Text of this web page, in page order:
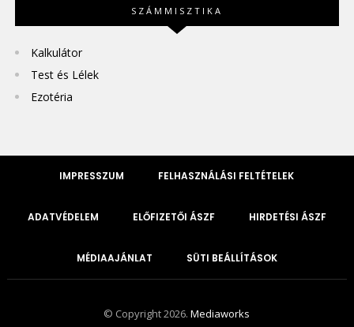
SZÁMMISZTIKA
Kalkulátor
Test és Lélek
Ezotéria
IMPRESSZUM FELHASZNÁLÁSI FELTÉTELEK
ADATVÉDELEM ELŐFIZETŐI ÁSZF HIRDETÉSI ÁSZF
MÉDIAAJÁNLAT SÜTI BEÁLLÍTÁSOK
© Copyright 2026.Mediaworks